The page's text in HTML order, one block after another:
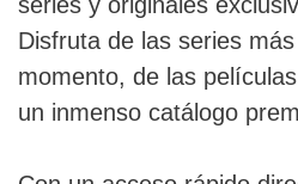
Disfruta de las series
momento, de las
un inmenso catálogo